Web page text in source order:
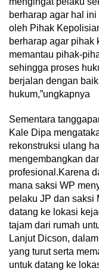
berharap agar hal
oleh Pihak
berharap agar
memantau pihak-
sehingga proses
berjalan dengan
hukum,”ungkapnya
Sementara
Kale Dipa
rekonstruksi ulang
mengembangkan
profesional.Karena
mana saksi WP
pelaku JP dan saksi
datang ke lokasi
tajam dari rumah
Lanjut Dicson,
yang turut serta
untuk datang ke